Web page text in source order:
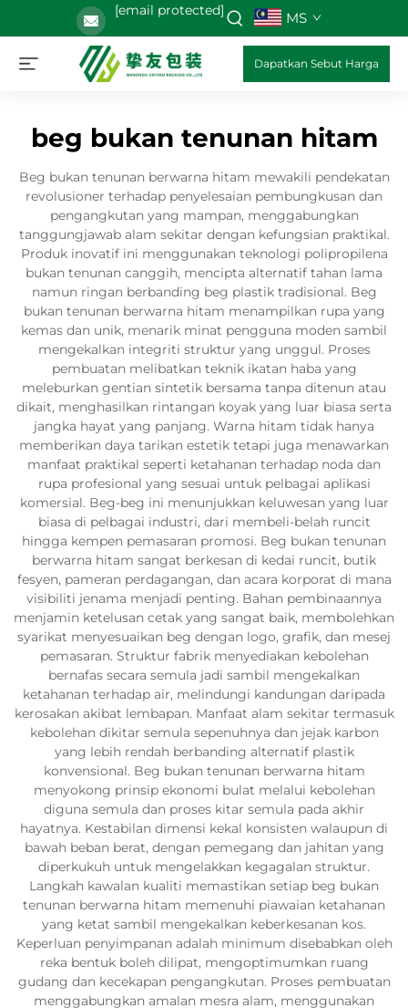
[email protected] MS
Dapatkan Sebut Harga
beg bukan tenunan hitam
Beg bukan tenunan berwarna hitam mewakili pendekatan
revolusioner terhadap penyelesaian pembungkusan dan
pengangkutan yang mampan, menggabungkan
tanggungjawab alam sekitar dengan kefungsian praktikal.
Produk inovatif ini menggunakan teknologi polipropilena
bukan tenunan canggih, mencipta alternatif tahan lama
namun ringan berbanding beg plastik tradisional. Beg
bukan tenunan berwarna hitam menampilkan rupa yang
kemas dan unik, menarik minat pengguna moden sambil
mengekalkan integriti struktur yang unggul. Proses
pembuatan melibatkan teknik ikatan haba yang
meleburkan gentian sintetik bersama tanpa ditenun atau
dikait, menghasilkan rintangan koyak yang luar biasa serta
jangka hayat yang panjang. Warna hitam tidak hanya
memberikan daya tarikan estetik tetapi juga menawarkan
manfaat praktikal seperti ketahanan terhadap noda dan
rupa profesional yang sesuai untuk pelbagai aplikasi
komersial. Beg-beg ini menunjukkan keluwesan yang luar
biasa di pelbagai industri, dari membeli-belah runcit
hingga kempen pemasaran promosi. Beg bukan tenunan
berwarna hitam sangat berkesan di kedai runcit, butik
fesyen, pameran perdagangan, dan acara korporat di mana
visibiliti jenama menjadi penting. Bahan pembinaannya
menjamin ketelusan cetak yang sangat baik, membolehkan
syarikat menyesuaikan beg dengan logo, grafik, dan mesej
pemasaran. Struktur fabrik menyediakan kebolehan
bernafas secara semula jadi sambil mengekalkan
ketahanan terhadap air, melindungi kandungan daripada
kerosakan akibat lembapan. Manfaat alam sekitar termasuk
kebolehan dikitar semula sepenuhnya dan jejak karbon
yang lebih rendah berbanding alternatif plastik
konvensional. Beg bukan tenunan berwarna hitam
menyokong prinsip ekonomi bulat melalui kebolehan
diguna semula dan proses kitar semula pada akhir
hayatnya. Kestabilan dimensi kekal konsisten walaupun di
bawah beban berat, dengan pemegang dan jahitan yang
diperkukuh untuk mengelakkan kegagalan struktur.
Langkah kawalan kualiti memastikan setiap beg bukan
tenunan berwarna hitam memenuhi piawaian ketahanan
yang ketat sambil mengekalkan keberkesanan kos.
Keperluan penyimpanan adalah minimum disebabkan oleh
reka bentuk boleh dilipat, mengoptimumkan ruang
gudang dan kecekapan pengangkutan. Proses pembuatan
menggabungkan amalan mesra alam, menggunakan